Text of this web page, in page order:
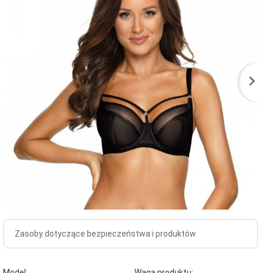
Zasoby dotyczące bezpieczeństwa i produktów